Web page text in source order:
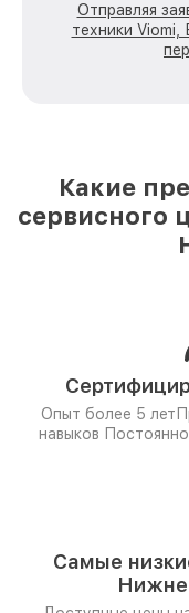
Отправляя
техники
Какие
сервисного
Опыт более 5 лет
навыков
Самые